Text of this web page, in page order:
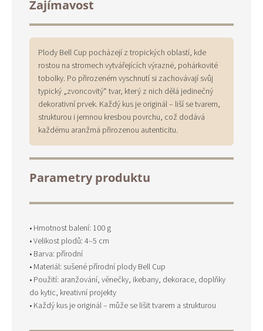
Zajímavost
Plody Bell Cup pocházejí z tropických oblastí, kde
rostou na stromech vytvářejících výrazné, pohárkovité
tobolky. Po přirozeném vyschnutí si zachovávají svůj
typický „zvoncovitý“ tvar, který z nich dělá jedinečný
dekorativní prvek. Každý kus je originál – liší se tvarem,
strukturou i jemnou kresbou povrchu, což dodává
každému aranžmá přirozenou autenticitu.
Parametry produktu
• Hmotnost balení: 100 g
• Velikost plodů: 4–5 cm
• Barva: přírodní
• Materiál: sušené přírodní plody Bell Cup
• Použití: aranžování, věnečky, ikebany, dekorace, doplňky
do kytic, kreativní projekty
• Každý kus je originál – může se lišit tvarem a strukturou